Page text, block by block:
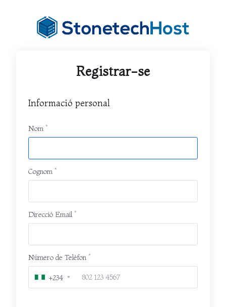
Registrar-se
Informació personal
Nom
Cognom
Direcció Email
Número de Telèfon
+234